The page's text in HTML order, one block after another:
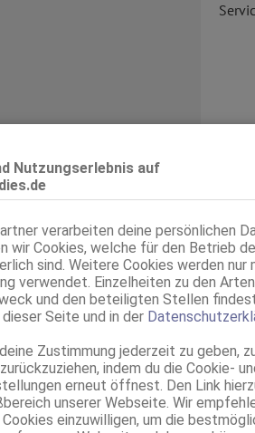
Nutzungserlebnis auf
verarbeiten deine persönlichen
wir Cookies, welche für den Betrieb
sind. Weitere Cookies werden nur
verwendet. Einzelheiten zu den
und den beteiligten Stellen
Seite und in der
Zustimmung jederzeit zu geben,
indem du die Cookie-
erneut öffnest. Den Link
unserer Webseite. Wir
einzuwilligen, um die